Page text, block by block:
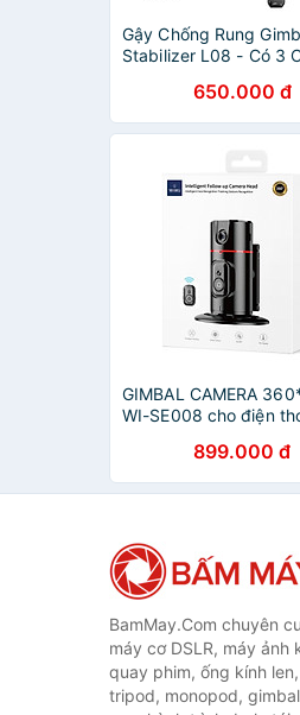
Gậy Chống Rung
Stabilizer L08 - Có 3
Cấp - Hàng Nhập Khẩu
650.000 đ
GIMBAL CAMERA
WI-SE008 cho điện
chỉnh góc chiếu của
camera - Hàng chính
899.000 đ
BamMay.Com chuyên
máy cơ DSLR, máy
quay phim, ống kính
tripod, monopod,